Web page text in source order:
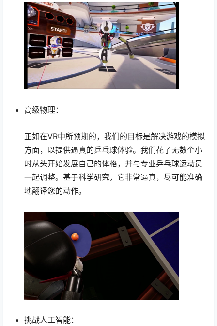
高级物理：
正如在VR中所预期的，我们的目标是解决游戏的模拟
方面，以提供逼真的乒乓球体验。我们花了无数个小
时从头开始发展自己的体格，并与专业乒乓球运动员
一起调整。基于科学研究，它非常逼真，尽可能准确
地翻译您的动作。
挑战人工智能：